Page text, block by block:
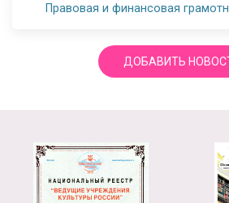
Правовая и финансовая
ДОБАВИТЬ